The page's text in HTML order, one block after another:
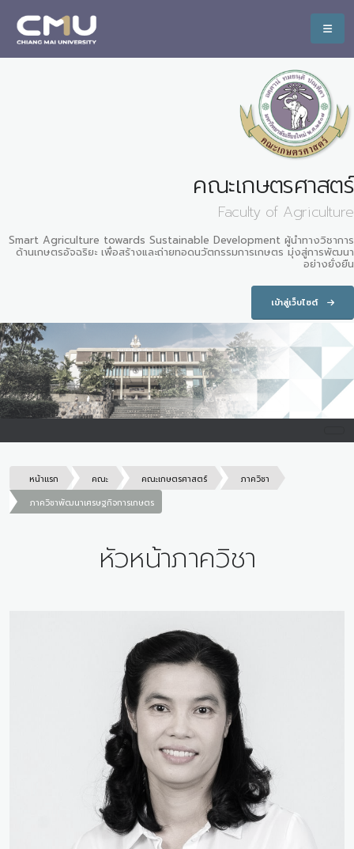
คณะเกษตรศาสตร์
Faculty of Agriculture
Smart Agriculture towards Sustainable Development ผู้นำทางวิชาการ
ด้านเกษตรอัจฉริยะ เพื่อสร้างและถ่ายทอดนวัตกรรมการเกษตร มุ่งสู่การพัฒนา
อย่างยั่งยืน
เข้าสู่เว็บไซต์
หน้าแรก คณะ คณะเกษตรศาสตร์
ภาควิชา
ภาควิชาพัฒนาเศรษฐกิจการเกษตร
หัวหน้าภาควิชา